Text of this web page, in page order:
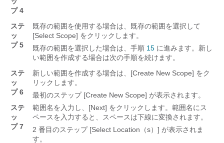
プ 4
ステ
ッ
プ 5
既存の範囲を使用する場合は、既存の範囲を選択して
[Select Scope] をクリックします。
既存の範囲を選択した場合は、手順 15 に進みます。新し
い範囲を作成する場合は次の手順を続けます。
ステ
ッ
プ 6
新しい範囲を作成する場合は、[Create New Scope] をク
リックします。
最初のステップ [Create New Scope] が表示されます。
ステ
ッ
プ 7
範囲名を入力し、[Next] をクリックします。範囲名にス
ペースを入力すると、スペースは下線に変換されます。
2 番目のステップ [Select Location（s）] が表示されま
す。